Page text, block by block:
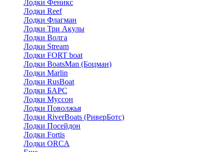
Лодки Феникс
Лодки Reef
Лодки Флагман
Лодки Три Акулы
Лодки Волга
Лодки Stream
Лодки FORT boat
Лодки BoatsMan (Боцман)
Лодки Marlin
Лодки RusBoat
Лодки БАРС
Лодки Муссон
Лодки Поволжья
Лодки RiverBoats (РиверБотс)
Лодки Посейдон
Лодки Fortis
Лодки ORCA